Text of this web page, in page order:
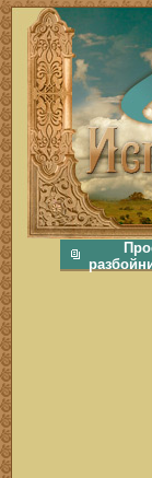
фольклорная музыка, фольклор хороводы бабушки